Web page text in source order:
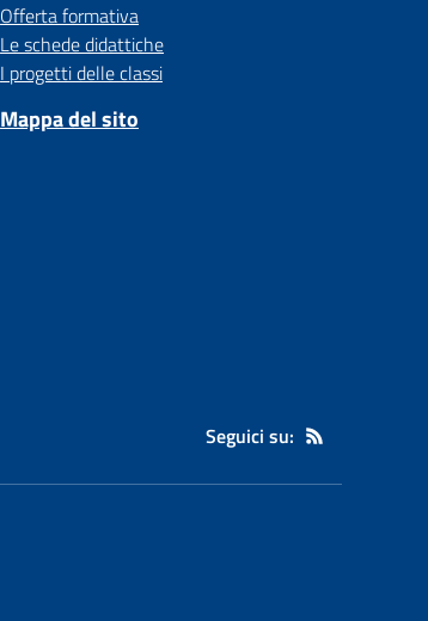
Offerta formativa
Le schede didattiche
I progetti delle classi
Mappa del sito
Seguici su: